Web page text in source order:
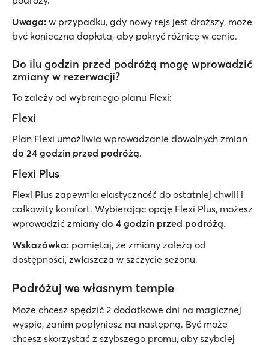
Uwaga: w przypadku, gdy nowy rejs jest droższy, może
być konieczna dopłata, aby pokryć różnicę w cenie.
Do ilu godzin przed podróżą mogę wprowadzić
zmiany w rezerwacji?
To zależy od wybranego planu Flexi:
Flexi
Plan Flexi umożliwia wprowadzanie dowolnych zmian
do 24 godzin przed podróżą.
Flexi Plus
Flexi Plus zapewnia elastyczność do ostatniej chwili i
całkowity komfort. Wybierając opcję Flexi Plus, możesz
wprowadzić zmiany do 4 godzin przed podróżą.
Wskazówka: pamiętaj, że zmiany zależą od
dostępności, zwłaszcza w szczycie sezonu.
Podróżuj we własnym tempie
Może chcesz spędzić 2 dodatkowe dni na magicznej
wyspie, zanim popłyniesz na następną. Być może
chcesz skorzystać z szybszego promu, aby szybciej